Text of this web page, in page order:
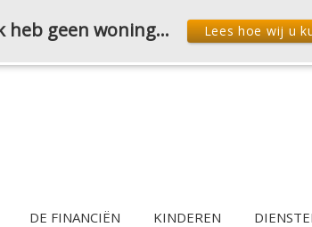
DE FINANCIËN KINDEREN
heb geen woning… Lees hoe wij u